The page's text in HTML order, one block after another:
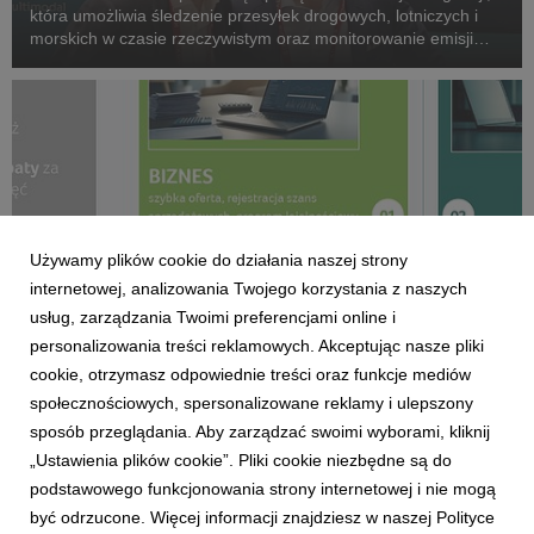
która umożliwia śledzenie przesyłek drogowych, lotniczych i
morskich w czasie rzeczywistym oraz monitorowanie emisji
ACER
Acer for Business przyspiesza cykl sprzedaży
2 czerwca 2026
Rusza nowy portal dla partnerów handlowych – inteligentna
platforma cyfrowa, która upraszcza operacje i pozwala
Używamy plików cookie do działania naszej strony
internetowej, analizowania Twojego korzystania z naszych
usług, zarządzania Twoimi preferencjami online i
personalizowania treści reklamowych. Akceptując nasze pliki
cookie, otrzymasz odpowiednie treści oraz funkcje mediów
społecznościowych, spersonalizowane reklamy i ulepszony
sposób przeglądania. Aby zarządzać swoimi wyborami, kliknij
„Ustawienia plików cookie”. Pliki cookie niezbędne są do
podstawowego funkcjonowania strony internetowej i nie mogą
być odrzucone. Więcej informacji znajdziesz w naszej Polityce